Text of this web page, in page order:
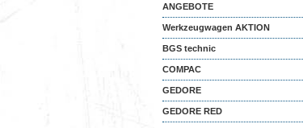
ANGEBOTE
Werkzeugwagen AKTION
BGS technic
COMPAC
GEDORE
GEDORE RED